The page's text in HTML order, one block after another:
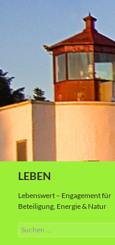
LEBEN
Lebenswert – Engagement für
Beteiligung, Energie & Natur
Suche
nach: